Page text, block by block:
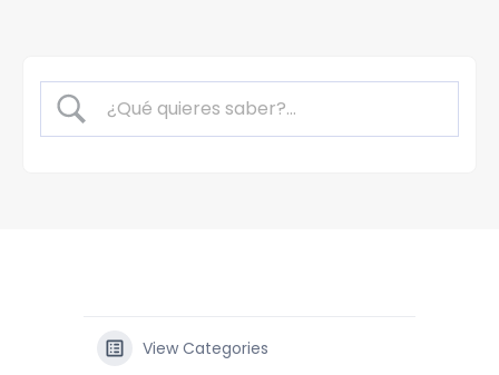
View Categories